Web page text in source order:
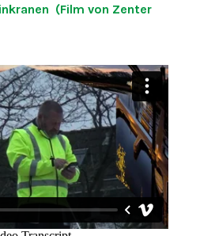
(Film von Zenter